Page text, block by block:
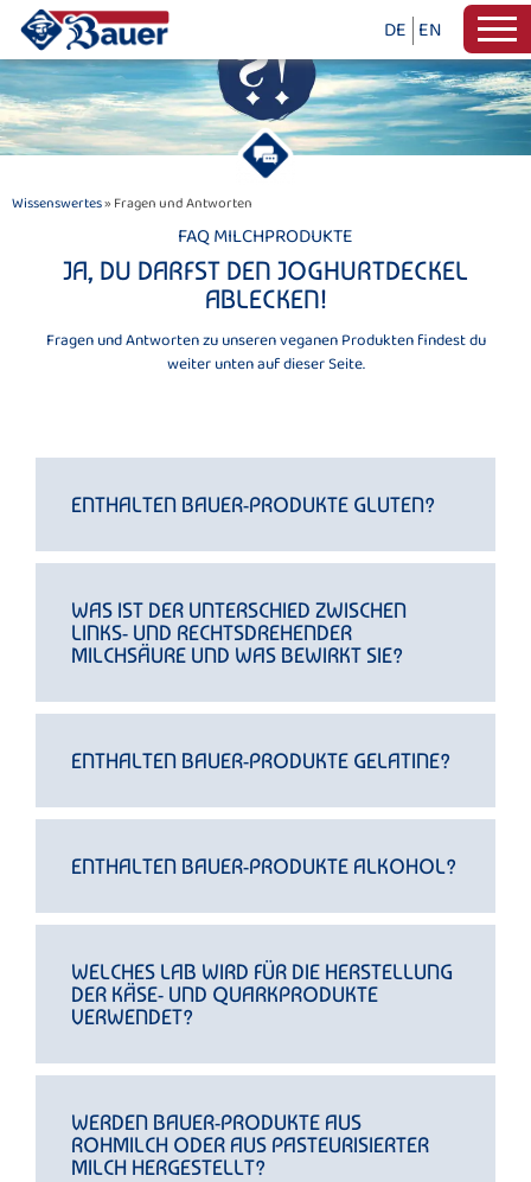
DE EN
Wissenswertes» Fragen und Antworten
FAQ MILCHPRODUKTE
JA, DU DARFST DEN JOGHURTDECKEL
ABLECKEN!
Fragen und Antworten zu unseren veganen Produkten findest du
weiter unten auf dieser Seite.
ENTHALTEN BAUER-PRODUKTE GLUTEN?
WAS IST DER UNTERSCHIED ZWISCHEN
LINKS- UND RECHTSDREHENDER
MILCHSÄURE UND WAS BEWIRKT SIE?
ENTHALTEN BAUER-PRODUKTE GELATINE?
ENTHALTEN BAUER-PRODUKTE ALKOHOL?
WELCHES LAB WIRD FÜR DIE HERSTELLUNG
DER KÄSE- UND QUARKPRODUKTE
VERWENDET?
WERDEN BAUER-PRODUKTE AUS
ROHMILCH ODER AUS PASTEURISIERTER
MILCH HERGESTELLT?